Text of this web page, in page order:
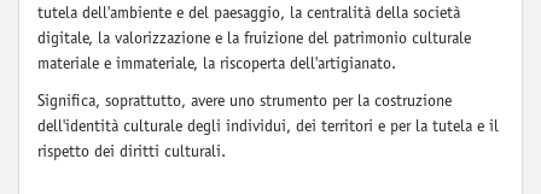
tutela dell'ambiente e del paesaggio, la centralità della società
digitale, la valorizzazione e la fruizione del patrimonio culturale
materiale e immateriale, la riscoperta dell'artigianato.
Significa, soprattutto, avere uno strumento per la costruzione
dell'identità culturale degli individui, dei territori e per la tutela e il
rispetto dei diritti culturali.